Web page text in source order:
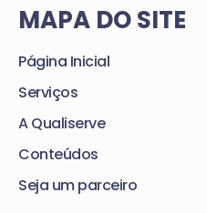
MAPA DO SITE
Página Inicial
Serviços
A Qualiserve
Conteúdos
Seja um parceiro